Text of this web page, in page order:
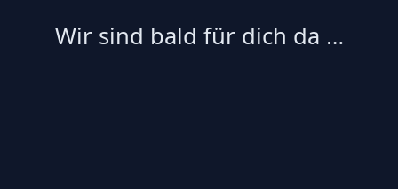
Wir sind bald für dich da …